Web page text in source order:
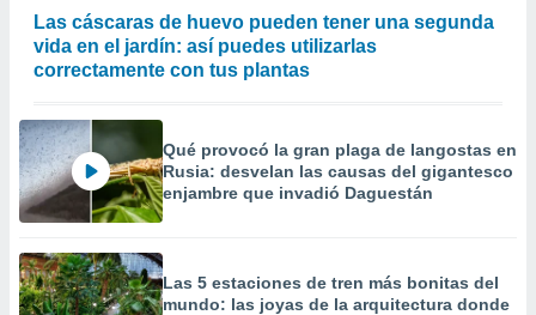
Las cáscaras de huevo pueden tener una segunda
vida en el jardín: así puedes utilizarlas
correctamente con tus plantas
Qué provocó la gran plaga de langostas en
Rusia: desvelan las causas del gigantesco
enjambre que invadió Daguestán
Las 5 estaciones de tren más bonitas del
mundo: las joyas de la arquitectura donde